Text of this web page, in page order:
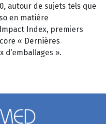
autour de sujets tels que
en matière
Index, premiers
« Dernières
».